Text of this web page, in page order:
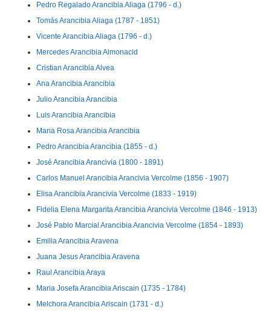
Pedro Regalado Arancibia Aliaga (1796 - d.)
Tomás Arancibia Aliaga (1787 - 1851)
Vicente Arancibia Aliaga (1796 - d.)
Mercedes Arancibia Almonacid
Cristian Arancibia Alvea
Ana Arancibia Arancibia
Julio Arancibia Arancibia
Luis Arancibia Arancibia
Maria Rosa Arancibia Arancibia
Pedro Arancibia Arancibia (1855 - d.)
José Arancibia Arancivia (1800 - 1891)
Carlos Manuel Arancibia Arancivia Vercolme (1856 - 1907)
Elisa Arancibia Arancivia Vercolme (1833 - 1919)
Fidelia Elena Margarita Arancibia Arancivia Vercolme (1846 - 1913)
José Pablo Marcial Arancibia Arancivia Vercolme (1854 - 1893)
Emilia Arancibia Aravena
Juana Jesus Arancibia Aravena
Raul Arancibia Araya
Maria Josefa Arancibia Ariscain (1735 - 1784)
Melchora Arancibia Ariscain (1731 - d.)